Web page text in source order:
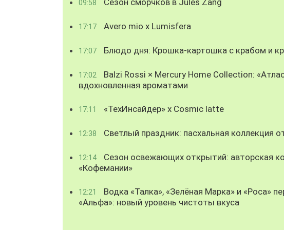
09:58
17:17 Avero mio x Lumisfera
17:07 Блюдо дня: Крошка-картошка с крабом и
17:02
Balzi Rossi × Mercury Home Collection:
вдохновленная ароматами
17:11 «ТехИнсайдер» х Cosmic latte
12:38 Светлый праздник: пасхальная коллекция
12:14
Сезон освежающих открытий: авторская
«Кофемании»
12:21
Водка «Талка», «Зелёная Марка» и «Роса»
«Альфа»: новый уровень чистоты вкуса